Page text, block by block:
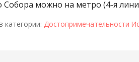
Собора можно на метро (4-я
категории: Достопримечательности